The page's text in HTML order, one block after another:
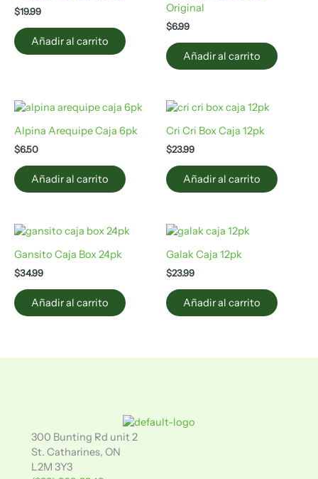
$19.99
Añadir al carrito
Original
$6.99
Añadir al carrito
Alpina Arequipe Caja 6pk
$6.50
Añadir al carrito
Cri Cri Box Caja 12pk
$23.99
Añadir al carrito
Gansito Caja Box 24pk
$34.99
Añadir al carrito
Galak Caja 12pk
$23.99
Añadir al carrito
300 Bunting Rd unit 2
St. Catharines, ON
L2M 3Y3